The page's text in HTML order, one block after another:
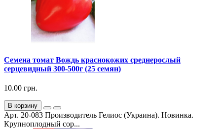
Семена томат Вождь краснокожих среднерослый
серцевидный 300-500г (25 семян)
10.00 грн.
В корзину
Арт. 20-083 Производитель Гелиос (Украина). Новинка.
Крупноплодный сор...